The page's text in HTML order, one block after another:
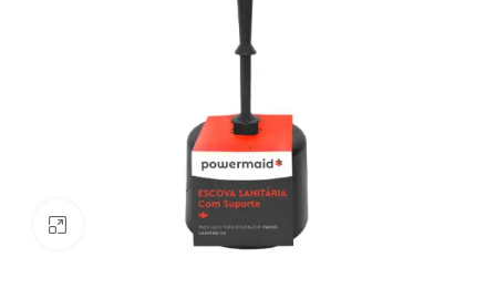
Clique para ampliar